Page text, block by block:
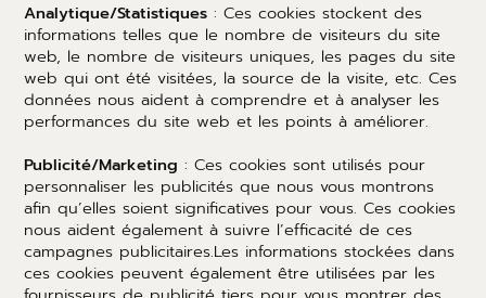
Analytique/Statistiques : Ces cookies stockent des
informations telles que le nombre de visiteurs du site
web, le nombre de visiteurs uniques, les pages du site
web qui ont été visitées, la source de la visite, etc. Ces
données nous aident à comprendre et à analyser les
performances du site web et les points à améliorer.
Publicité/Marketing : Ces cookies sont utilisés pour
personnaliser les publicités que nous vous montrons
afin qu’elles soient significatives pour vous. Ces cookies
nous aident également à suivre l’efficacité de ces
campagnes publicitaires.Les informations stockées dans
ces cookies peuvent également être utilisées par les